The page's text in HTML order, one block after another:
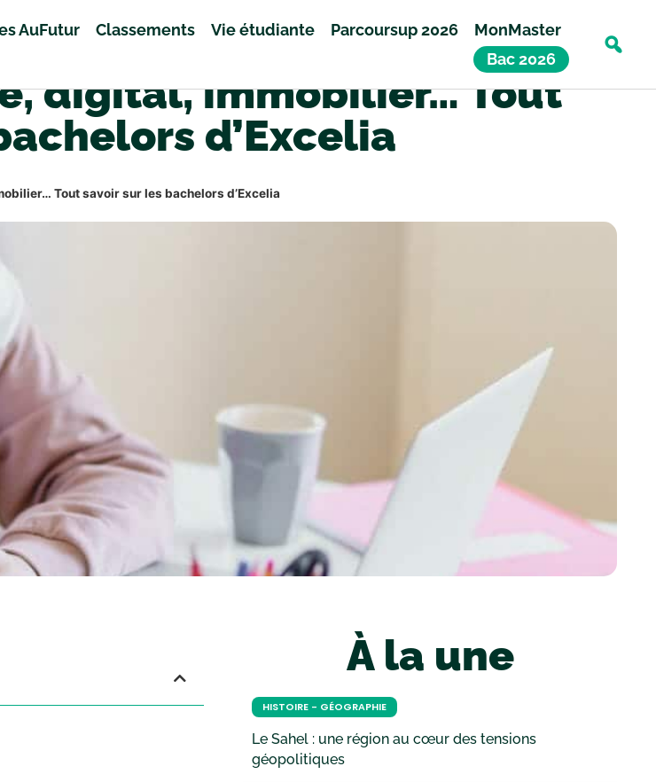
AuFutur Classements Vie étudiante Parcoursup 2026
MonMaster
Bac 2026
digital, immobilier… Tout
d’Excelia
Tout savoir sur les bachelors d’Excelia
À la une
HISTOIRE - GÉOGRAPHIE
Le Sahel : une région au cœur des tensions
géopolitiques